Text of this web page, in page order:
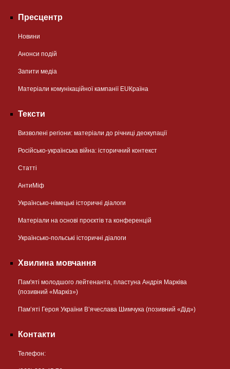
Пресцентр
Новини
Анонси подій
Запити медіа
Матеріали комунікаційної кампанії EUКраїна
Тексти
Визволені регіони: матеріали до річниці деокупації
Російсько-українська війна: історичний контекст
Статті
АнтиМіф
Українсько-німецькі історичні діалоги
Матеріали на основі проєктів та конференцій
Українсько-польські історичні діалоги
Хвилина мовчання
Пам'яті молодшого лейтенанта, пластуна Андрія Марківа
(позивний «Маркіз»)
Пам’яті Героя України В’ячеслава Шимчука (позивний «Дід»)
Контакти
Телефон: